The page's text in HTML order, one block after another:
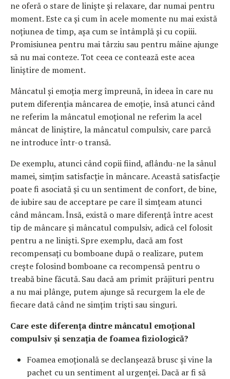
ne oferă o stare de liniște și relaxare, dar numai pentru
moment. Este ca și cum în acele momente nu mai există
noțiunea de timp, așa cum se întâmplă și cu copiii.
Promisiunea pentru mai târziu sau pentru mâine ajunge
să nu mai conteze. Tot ceea ce contează este acea
liniștire de moment.
Mâncatul și emoția merg împreună, în ideea în care nu
putem diferenția mâncarea de emoție, însă atunci când
ne referim la mâncatul emoțional ne referim la acel
mâncat de liniștire, la mâncatul compulsiv, care parcă
ne introduce într-o transă.
De exemplu, atunci când copii fiind, aflându-ne la sânul
mamei, simțim satisfacție în mâncare. Această satisfacție
poate fi asociată și cu un sentiment de confort, de bine,
de iubire sau de acceptare pe care îl simțeam atunci
când mâncam. Însă, există o mare diferență între acest
tip de mâncare și mâncatul compulsiv, adică cel folosit
pentru a ne liniști. Spre exemplu, dacă am fost
recompensați cu bomboane după o realizare, putem
crește folosind bomboane ca recompensă pentru o
treabă bine făcută. Sau dacă am primit prăjituri pentru
a nu mai plânge, putem ajunge să recurgem la ele de
fiecare dată când ne simțim triști sau singuri.
Care este diferența dintre mâncatul emoțional
compulsiv și senzația de foamea fiziologică?
Foamea emoțională se declanșează brusc și vine la
pachet cu un sentiment al urgenței. Dacă ar fi să